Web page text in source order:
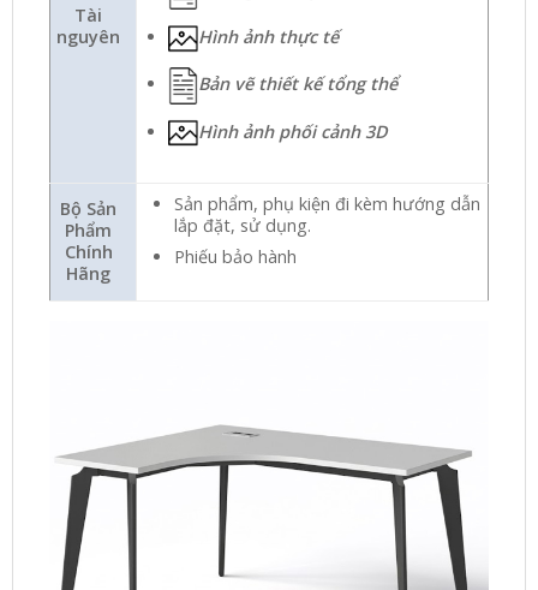
Tài
nguyên
Hình ảnh thực tế
Bản vẽ thiết kế tổng thể
Hình ảnh phối cảnh 3D
Bộ Sản
Phẩm
Chính
Hãng
Sản phẩm, phụ kiện đi kèm hướng dẫn
lắp đặt, sử dụng.
Phiếu bảo hành